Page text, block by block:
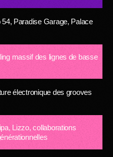
54, Paradise Garage, Palace
massif des lignes de basse
électronique des grooves
Lizzo, collaborations